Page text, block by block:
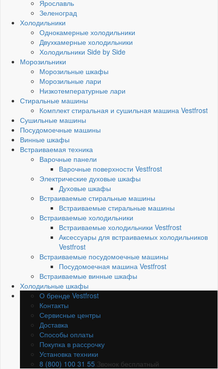
Ярославль
Зеленоград
Холодильники
Однокамерные холодильники
Двухкамерные холодильники
Холодильники Side by Side
Морозильники
Морозильные шкафы
Морозильные лари
Низкотемпературные лари
Стиральные машины
Комплект стиральная и сушильная машина Vestfrost
Сушильные машины
Посудомоечные машины
Винные шкафы
Встраиваемая техника
Варочные панели
Варочные поверхности Vestfrost
Электрические духовые шкафы
Духовые шкафы
Встраиваемые стиральные машины
Встраиваемые стиральные машины
Встраиваемые холодильники
Встраиваемые холодильники Vestfrost
Аксессуары для встраиваемых холодильников
Vestfrost
Встраиваемые посудомоечные машины
Посудомоечная машина Vestfrost
Встраиваемые винные шкафы
Холодильные шкафы
О бренде Vestfrost
Контакты
Сервисные центры
Доставка
Способы оплаты
Покупка в рассрочку
Установка техники
8 (800) 100 31 55 Звонок бесплатный